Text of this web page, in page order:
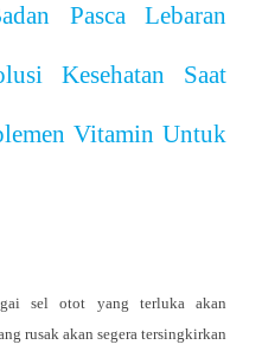
Pasca Lebaran
Kesehatan Saat
Vitamin Untuk
sel otot yang terluka akan
rusak akan segera tersingkirkan